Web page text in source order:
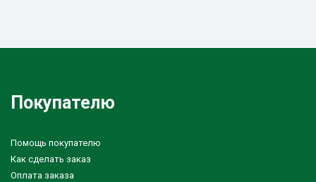
Покупателю
Помощь покупателю
Как сделать заказ
Оплата заказа